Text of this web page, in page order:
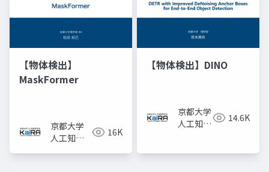
【物体検出】
MaskFormer
京都大学
人工知能
16K
【物体検出】DINO
京都大学
人工知能
14.6K